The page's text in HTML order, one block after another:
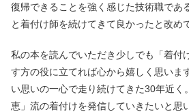
復帰できることを強く感じた技術職であ
と着付け師を続けてきて良かったと改め
私の本を読んでいただき少しでも「着付
す方の役に立てれば心から嬉しく思いま
い思いの一心で走り続けてきた30年近く
恵」流の着付けを発信していきたいと思